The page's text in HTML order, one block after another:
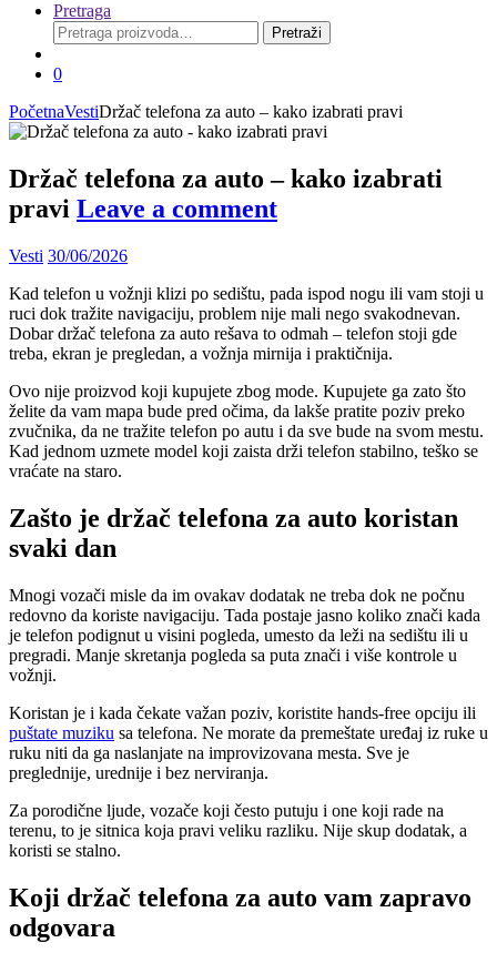
Pretraga
Pretraga
za:
Pretraži
0
PočetnaVestiDržač telefona za auto – kako izabrati pravi
Držač telefona za auto – kako izabrati
pravi Leave a comment
Vesti 30/06/2026
Kad telefon u vožnji klizi po sedištu, pada ispod nogu ili vam stoji u
ruci dok tražite navigaciju, problem nije mali nego svakodnevan.
Dobar držač telefona za auto rešava to odmah – telefon stoji gde
treba, ekran je pregledan, a vožnja mirnija i praktičnija.
Ovo nije proizvod koji kupujete zbog mode. Kupujete ga zato što
želite da vam mapa bude pred očima, da lakše pratite poziv preko
zvučnika, da ne tražite telefon po autu i da sve bude na svom mestu.
Kad jednom uzmete model koji zaista drži telefon stabilno, teško se
vraćate na staro.
Zašto je držač telefona za auto koristan
svaki dan
Mnogi vozači misle da im ovakav dodatak ne treba dok ne počnu
redovno da koriste navigaciju. Tada postaje jasno koliko znači kada
je telefon podignut u visini pogleda, umesto da leži na sedištu ili u
pregradi. Manje skretanja pogleda sa puta znači i više kontrole u
vožnji.
Koristan je i kada čekate važan poziv, koristite hands-free opciju ili
puštate muziku sa telefona. Ne morate da premeštate uređaj iz ruke u
ruku niti da ga naslanjate na improvizovana mesta. Sve je
preglednije, urednije i bez nerviranja.
Za porodične ljude, vozače koji često putuju i one koji rade na
terenu, to je sitnica koja pravi veliku razliku. Nije skup dodatak, a
koristi se stalno.
Koji držač telefona za auto vam zapravo
odgovara